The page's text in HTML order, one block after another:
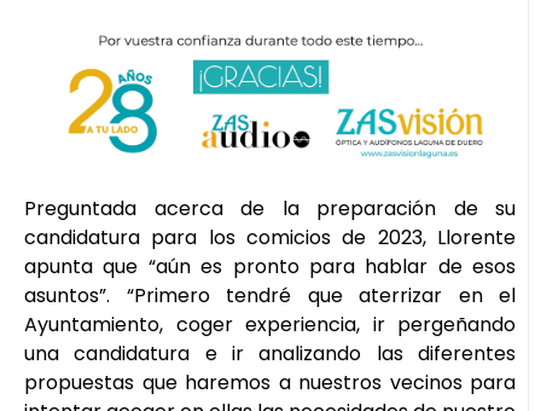
Preguntada acerca de la preparación de su
candidatura para los comicios de 2023, Llorente
apunta que “aún es pronto para hablar de esos
asuntos”. “Primero tendré que aterrizar en el
Ayuntamiento, coger experiencia, ir pergeñando
una candidatura e ir analizando las diferentes
propuestas que haremos a nuestros vecinos para